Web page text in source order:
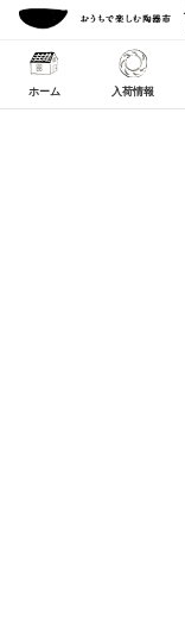
ホーム 入荷情報